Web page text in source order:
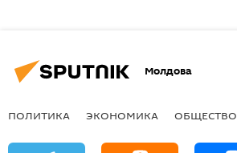
Молдова
ПОЛИТИКА ЭКОНОМИКА ОБЩЕСТВО